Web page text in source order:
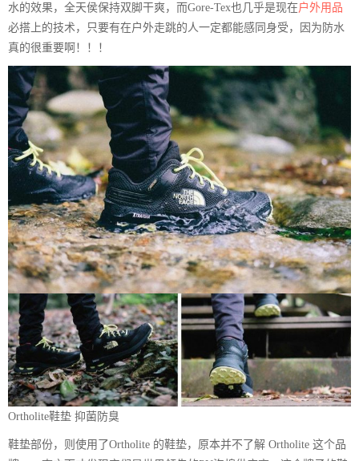
水的效果，全天侯保持双脚干爽，而Gore-Tex也几乎是现在户外用品
必搭上的技术，只要有在户外走跳的人一定都能感同身受，因为防水
真的很重要啊！！！
Ortholite鞋垫 抑菌防臭
鞋垫部份，则使用了Ortholite 的鞋垫，原本并不了解 Ortholite 这个品